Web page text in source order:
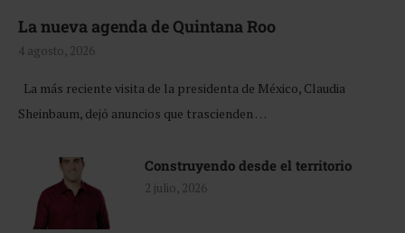
La nueva agenda de Quintana Roo
4 agosto, 2026
La más reciente visita de la presidenta de México, Claudia
Sheinbaum, dejó anuncios que trascienden …
Construyendo desde el territorio
2 julio, 2026